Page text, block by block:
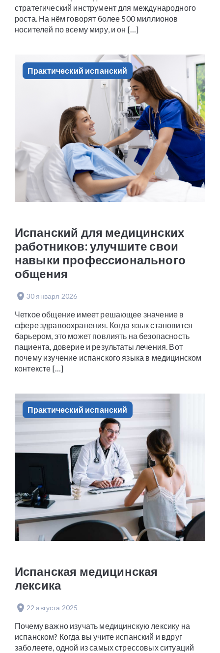
стратегический инструмент для международного
роста. На нём говорят более 500 миллионов
носителей по всему миру, и он […]
Практический испанский
Испанский для медицинских
работников: улучшите свои
навыки профессионального
общения
30 января 2026
Четкое общение имеет решающее значение в
сфере здравоохранения. Когда язык становится
барьером, это может повлиять на безопасность
пациента, доверие и результаты лечения. Вот
почему изучение испанского языка в медицинском
контексте […]
Практический испанский
Испанская медицинская
лексика
22 августа 2025
Почему важно изучать медицинскую лексику на
испанском? Когда вы учите испанский и вдруг
заболеете, одной из самых стрессовых ситуаций